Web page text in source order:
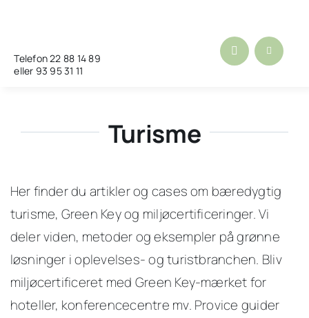
Telefon 22 88 14 89
eller 93 95 31 11
Turisme
Her finder du artikler og cases om bæredygtig
turisme, Green Key og miljøcertificeringer. Vi
deler viden, metoder og eksempler på grønne
løsninger i oplevelses- og turistbranchen. Bliv
miljøcertificeret med Green Key-mærket for
hoteller, konferencecentre mv. Provice guider